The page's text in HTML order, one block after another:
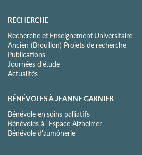
RECHERCHE
Recherche et Enseignement Universitaire
Ancien (Brouillon) Projets de recherche
Publications
Journées d'étude
Actualités
BÉNÉVOLES À JEANNE GARNIER
Bénévole en soins palliatifs
Bénévoles à l'Espace Alzheimer
Bénévole d'aumônerie